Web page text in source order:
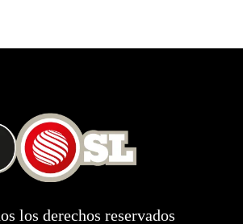
los derechos reservados